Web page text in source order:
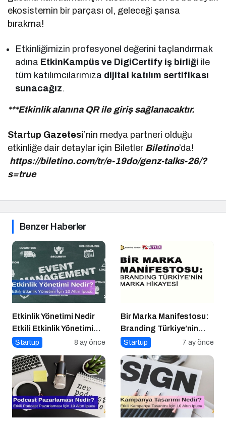
ekosistemin bir parçası ol, geleceği şansa
bırakma!
Etkinliğimizin profesyonel değerini taçlandırmak
adına EtkinKampüs ve DigiCertify iş birliği ile
tüm katılımcılarımıza dijital katılım sertifikası
sunacağız.
***Etkinlik alanına QR ile giriş sağlanacaktır.
Startup Gazetesi’nin medya partneri olduğu
etkinliğe dair detaylar için Biletler Biletino’da!
https://biletino.com/tr/e-19do/genz-talks-26/?
s=true
Benzer Haberler
Etkinlik Yönetimi Nedir
Etkili Etkinlik Yönetimi
İçin 10 Altın İpucu
Startup 8 ay önce
Bir Marka Manifestosu:
Branding Türkiye’nin
Marka Hikayesi
Startup 7 ay önce